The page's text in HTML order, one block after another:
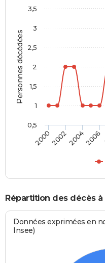
Personnes décédées
2000200220042006
0,5
1
1,5
2
2,5
3
3,5
Répartition des décès
Données exprimées en
Insee)